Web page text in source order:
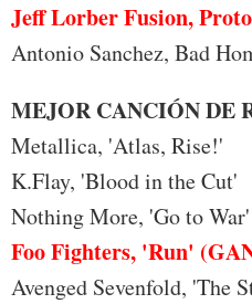
Jeff Lorber Fusion,
Antonio Sanchez, Bad
MEJOR CANCIÓN DE
Metallica, 'Atlas, Rise!'
K.Flay, 'Blood in the Cut'
Nothing More, 'Go to War'
Foo Fighters, 'Run'
Avenged Sevenfold, 'The